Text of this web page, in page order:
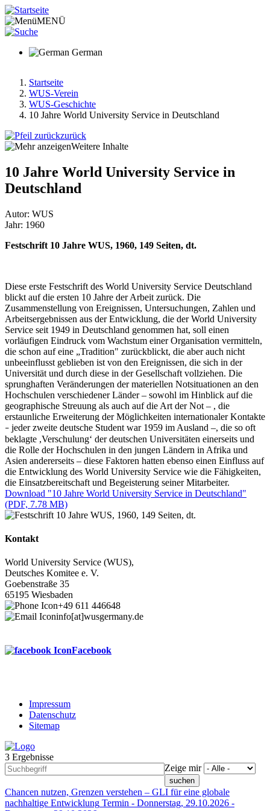
Direkt
zum
Inhalt
MENÜ
German
Pfadnavigation
Startseite
WUS-Verein
WUS-Geschichte
10 Jahre World University Service in Deutschland
zurück
Weitere Inhalte
10 Jahre World University Service in
Deutschland
Autor: WUS
Jahr: 1960
Festschrift 10 Jahre WUS, 1960, 149 Seiten, dt.
Diese erste Festschrift des World University Service Deutschland
blickt auf die ersten 10 Jahre der Arbeit zurück. Die
Zusammenstellung von Ereignissen, Untersuchungen, Zahlen und
Arbeitsergebnissen aus der Entwicklung, die der World University
Service seit 1949 in Deutschland genommen hat, soll einen
vorläufigen Eindruck vom Wachstum einer Organisation vermitteln,
die schon auf eine „Tradition" zurückblickt, die aber auch nicht
unbeeinflusst geblieben ist von den Ereignissen, die sich in der
Universität und durch diese in der Gesellschaft vollziehen. Die
sprunghaften Veränderungen der materiellen Notsituationen an den
Hochschulen verschiedener Länder– sowohl im Hinblick auf die
geographische Streuung als auch auf die Art der Not – , die
erstaunliche Erweiterung der Möglichkeiten internationaler Kontakte
– jeder zweite deutsche Student war 1959 im Ausland –, die so oft
beklagte ,Verschulung‘ der deutschen Universitäten einerseits und
die Rolle der Hochschulen in den jungen Ländern in Afrika und
Asien andererseits – diese Faktoren hatten ebenso einen Einfluss auf
die Entwicklung des World University Service wie die Fähigkeiten,
die Einsatzbereitschaft und Begeisterung seiner Mitarbeiter.
Download "10 Jahre World University Service in Deutschland"
(PDF, 7.78 MB)
Kontakt
World University Service (WUS),
Deutsches Komitee e. V.
Goebenstraße 35
65195 Wiesbaden
+49 611 446648
info[at]wusgermany.de
Facebook
Footer
menu
Impressum
Datenschutz
Sitemap
3 Ergebnisse
Zeige mir
Chancen nutzen, Grenzen verstehen – GLI für eine globale
nachhaltige Entwicklung Termin - Donnerstag, 29.10.2026 -